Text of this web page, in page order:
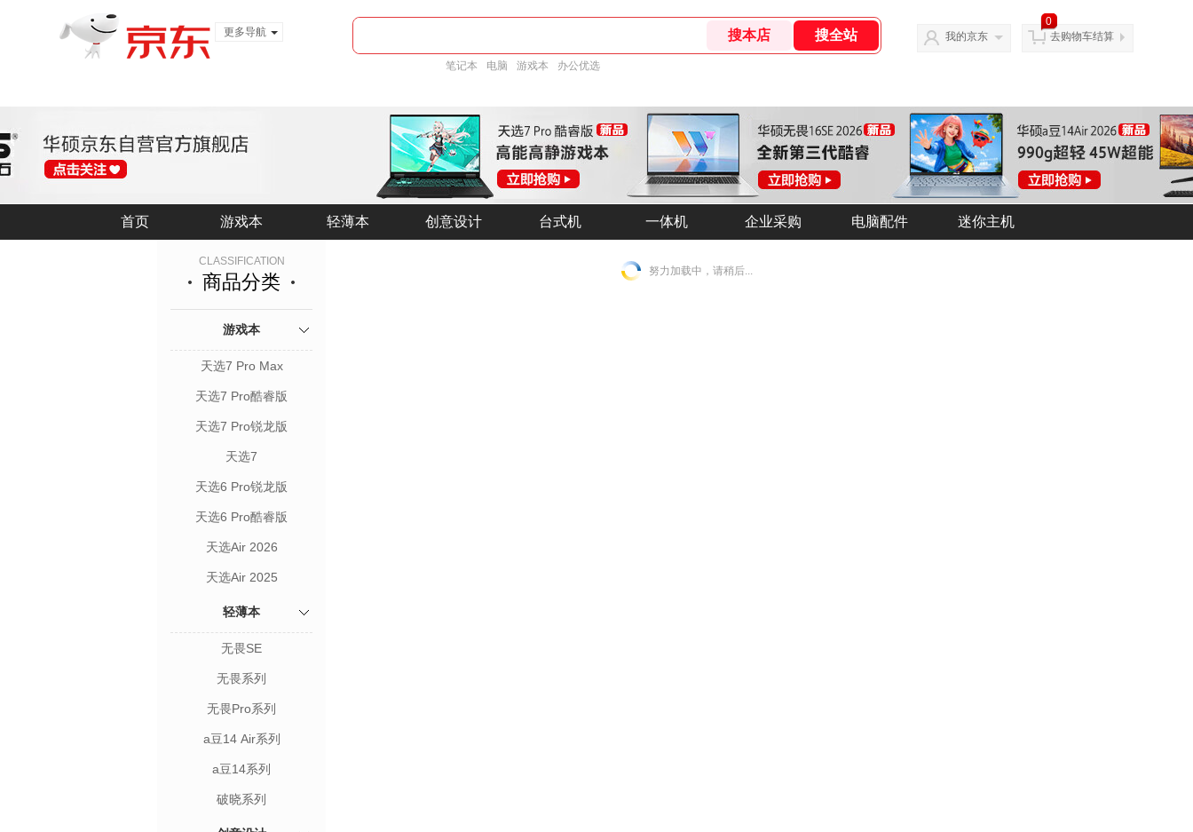
更多导航
笔记本 电脑 游戏本 办公优选
我的京东
0
去购物车结算
首页 游戏本 轻薄本 一体机
台式机
创意设计 企业采购 电脑配件 迷你主机
首页 游戏本 轻薄本 一体机
台式机
创意设计 企业采购 电脑配件 迷你主机
CLASSIFICATION
商品分类
游戏本
天选7 Pro Max
天选7 Pro酷睿版
天选7 Pro锐龙版
天选7
天选6 Pro锐龙版
天选6 Pro酷睿版
天选Air 2026
天选Air 2025
轻薄本
无畏SE
无畏系列
无畏Pro系列
a豆14 Air系列
a豆14系列
破晓系列
努力加载中，请稍后...